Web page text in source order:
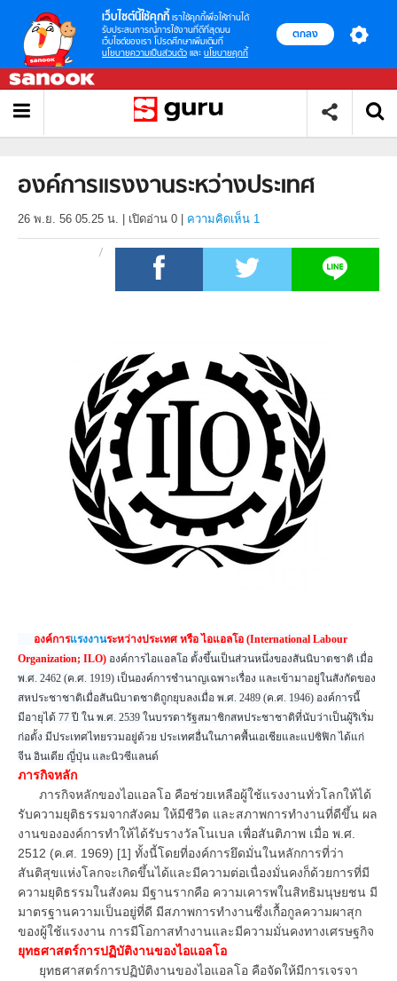
เว็บไซต์นี้ใช้คุกกี้ เราใช้คุกกี้เพื่อให้ท่านได้
รับประสบการณ์การใช้งานที่ดีที่สุดบน
เว็บไซต์ของเรา โปรดศึกษาเพิ่มเติมที่
นโยบายความเป็นส่วนตัว และ นโยบายคุกกี้
ตกลง
องค์การแรงงานระหว่างประเทศ
26 พ.ย. 56 05.25 น. เปิดอ่าน 0 ความคิดเห็น 1
องค์การแรงงานระหว่างประเทศ หรือ ไอแอลโอ (International Labour
Organization; ILO) องค์การไอแอลโอ ตั้งขึ้นเป็นส่วนหนึ่งของสันนิบาตชาติ เมื่อ
พ.ศ. 2462 (ค.ศ. 1919) เป็นองค์การชำนาญเฉพาะเรื่อง และเข้ามาอยู่ในสังกัดของ
สหประชาชาติเมื่อสันนิบาตชาติถูกยุบลงเมื่อ พ.ศ. 2489 (ค.ศ. 1946) องค์การนี้
มีอายุได้ 77 ปี ใน พ.ศ. 2539 ในบรรดารัฐสมาชิกสหประชาชาติที่นับว่าเป็นผู้ริเริ่ม
ก่อตั้ง มีประเทศไทยรวมอยู่ด้วย ประเทศอื่นในภาคพื้นเอเชียและแปซิฟิก ได้แก่
จีน อินเดีย ญี่ปุ่น และนิวซีแลนด์
ภารกิจหลัก
ภารกิจหลักของไอแอลโอ คือช่วยเหลือผู้ใช้แรงงานทั่วโลกให้ได้
รับความยุติธรรมจากสังคม ให้มีชีวิต และสภาพการทำงานที่ดีขึ้น ผล
งานขององค์การทำให้ได้รับรางวัลโนเบล เพื่อสันติภาพ เมื่อ พ.ศ.
2512 (ค.ศ. 1969) [1] ทั้งนี้โดยที่องค์การยึดมั่นในหลักการที่ว่า
สันติสุขแห่งโลกจะเกิดขึ้นได้และมีความต่อเนื่องมั่นคงก็ด้วยการที่มี
ความยุติธรรมในสังคม มีฐานรากคือ ความเคารพในสิทธิมนุษยชน มี
มาตรฐานความเป็นอยู่ที่ดี มีสภาพการทำงานซึ่งเกื้อกูลความผาสุก
ของผู้ใช้แรงงาน การมีโอกาสทำงานและมีความมั่นคงทางเศรษฐกิจ
ยุทธศาสตร์การปฏิบัติงานของไอแอลโอ
ยุทธศาสตร์การปฏิบัติงานของไอแอลโอ คือจัดให้มีการเจรจา